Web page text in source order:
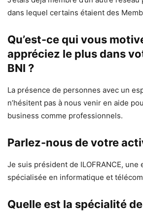
dans lequel certains étaient des
Qu’est-ce qui vous
appréciez le plus dans
BNI ?
La présence de personnes avec un
n’hésitent pas à nous venir en aide
business comme professionnels.
Parlez-nous de votre
Je suis président de ILOFRANCE, une
spécialisée en informatique et
Quelle est la spécialité